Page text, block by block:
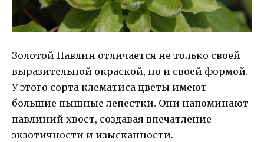
Золотой Павлин отличается не только своей
выразительной окраской, но и своей формой.
У этого сорта клематиса цветы имеют
большие пышные лепестки. Они напоминают
павлиний хвост, создавая впечатление
экзотичности и изысканности.